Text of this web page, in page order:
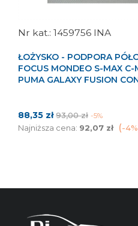
1459756 INA
ŁOŻYSKO - PODPORA
FOCUS MONDEO S-MAX C-
PUMA GALAXY FUSION
Cena
88,35 zł Cena
podstawowa
93,00 zł -5%
Najniższa cena: 92,07 zł -4%